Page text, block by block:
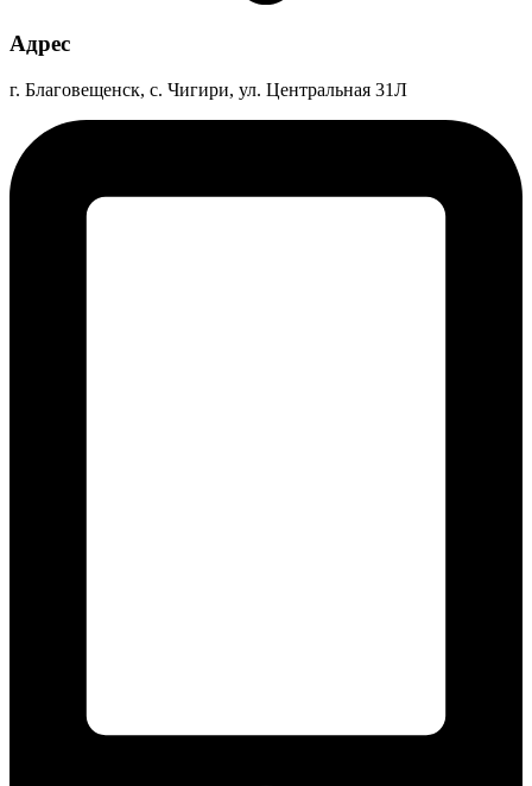
Адрес
г. Благовещенск, с. Чигири, ул. Центральная 31Л